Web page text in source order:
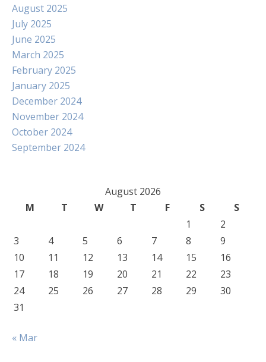
August 2025
July 2025
June 2025
March 2025
February 2025
January 2025
December 2024
November 2024
October 2024
September 2024
August 2026
M
T W T F S
S
1
2
3
4 5 6 7 8
9
10
11 12 13 14 15
16
17
18 19 20 21 22
23
24
25 26 27 28 29
30
31
« Mar